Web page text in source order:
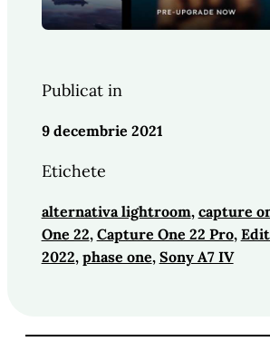
Publicat in
9 decembrie 2021
Etichete
alternativa lightroom, capture
One 22, Capture One 22 Pro,
2022, phase one, Sony A7 IV